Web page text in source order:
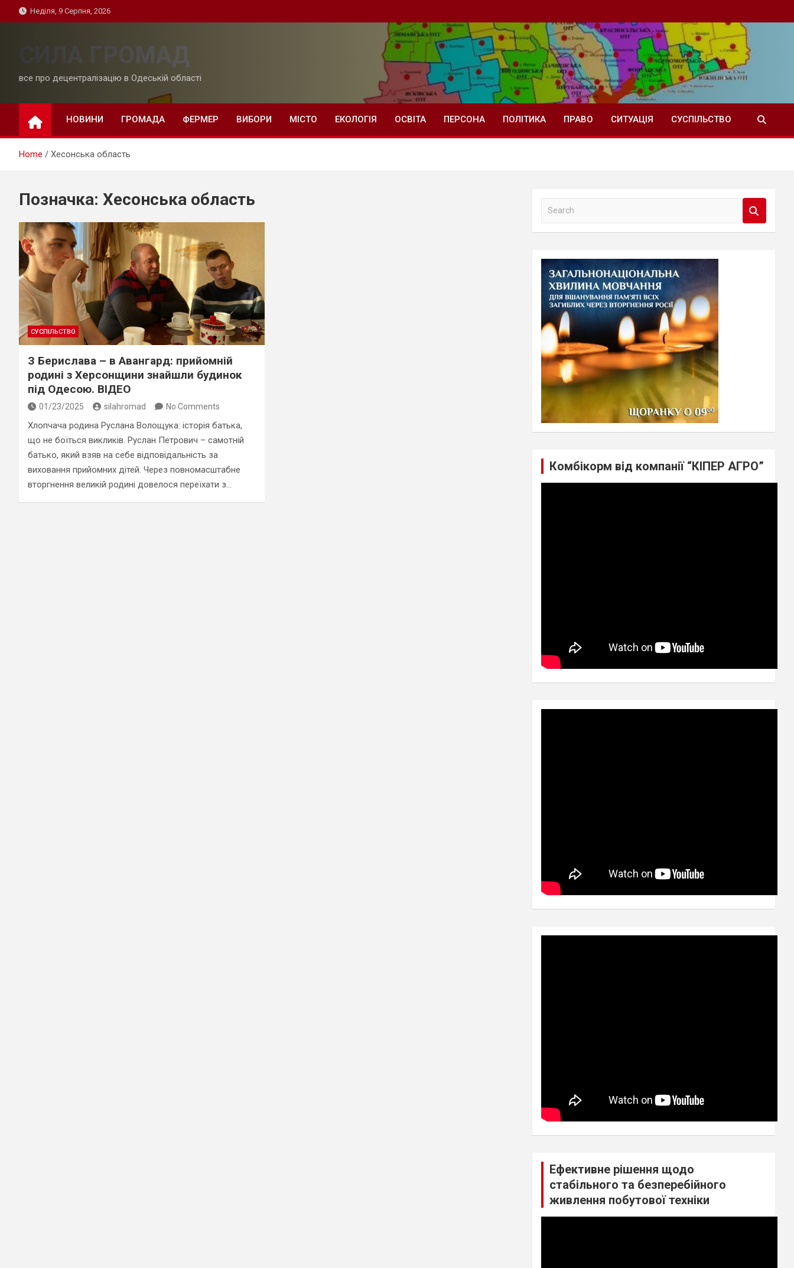
to
Неділя, 9 Серпня, 2026
СИЛА ГРОМАД
все про децентралізацію в Одеській області
НОВИНИ ГРОМАДА ФЕРМЕР ВИБОРИ МІСТО ЕКОЛОГІЯ ОСВІТА ПЕРСОНА ПОЛІТИКА ПРАВО СИТУАЦІЯ СУСПІЛЬСТВО
Home Хесонська область
Позначка: Хесонська область
СУСПІЛЬСТВО
З Берислава – в Авангард: прийомній
родині з Херсонщини знайшли будинок
під Одесою. ВІДЕО
01/23/2025 silahromad No Comments
Хлопчача родина Руслана Волощука: історія батька,
що не боїться викликів. Руслан Петрович – самотній
батько, який взяв на себе відповідальність за
виховання прийомних дітей. Через повномасштабне
вторгнення великій родині довелося переїхати з…
a
Комбікорм від компанії “КІПЕР АГРО”
Ефективне рішення щодо
стабільного та безперебійного
живлення побутової техніки